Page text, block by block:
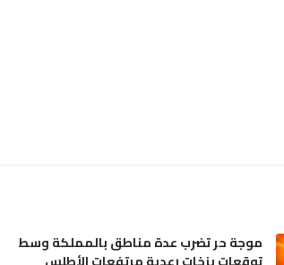
موجة حر تضرب عدة مناطق بالمملكة وسط